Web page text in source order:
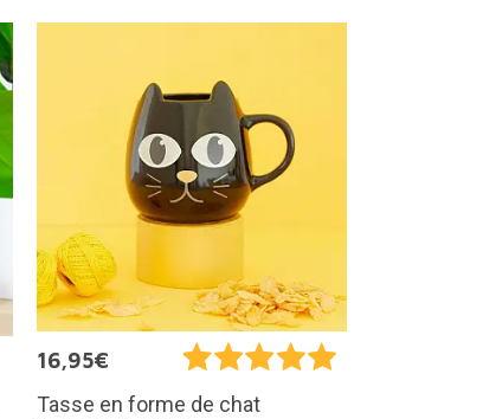
16,95€
Tasse en forme de chat